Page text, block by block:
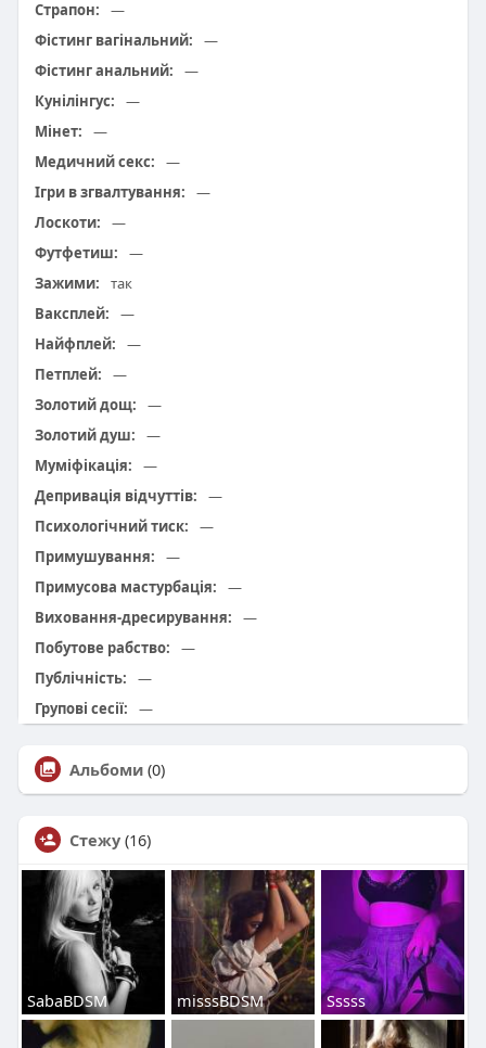
Страпон:
—
Фістинг вагінальний:
—
Фістинг анальний:
—
Кунілінгус:
—
Мінет:
—
Медичний секс:
—
Ігри в згвалтування:
—
Лоскоти:
—
Футфетиш:
—
Зажими:
так
Ваксплей:
—
Найфплей:
—
Петплей:
—
Золотий дощ:
—
Золотий душ:
—
Муміфікація:
—
Депривація відчуттів:
—
Психологічний тиск:
—
Примушування:
—
Примусова мастурбація:
—
Виховання-дресирування:
—
Побутове рабство:
—
Публічність:
—
Групові сесії:
—
Альбоми (0)
Стежу (16)
SabaBDSM misssBDSM Sssss